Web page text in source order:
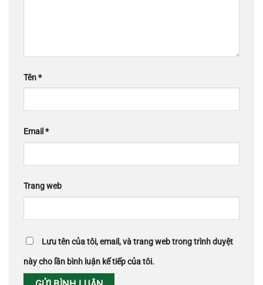
Tên*
Email *
Trang web
Lưu tên của tôi, email, và trang web trong trình duyệt
này cho lần bình luận kế tiếp của tôi.